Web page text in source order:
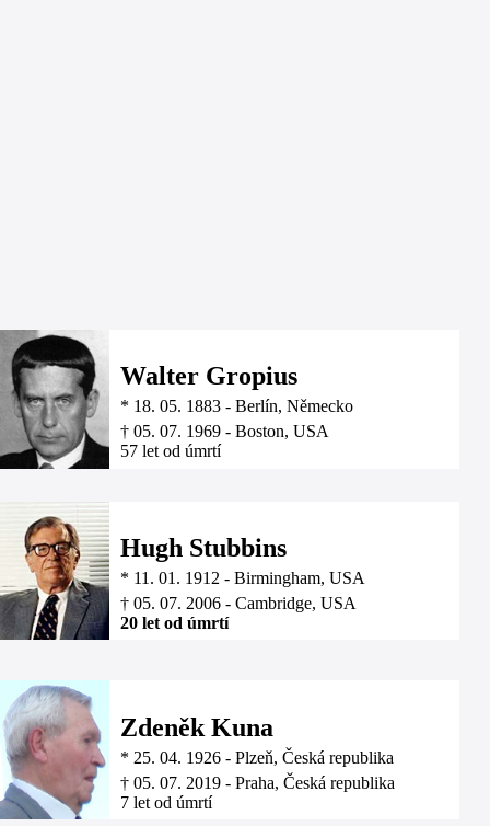
Walter Gropius
* 18. 05. 1883 - Berlín, Německo
† 05. 07. 1969 - Boston, USA
57 let od úmrtí
Hugh Stubbins
* 11. 01. 1912 - Birmingham, USA
† 05. 07. 2006 - Cambridge, USA
20 let od úmrtí
Zdeněk Kuna
* 25. 04. 1926 - Plzeň, Česká republika
† 05. 07. 2019 - Praha, Česká republika
7 let od úmrtí